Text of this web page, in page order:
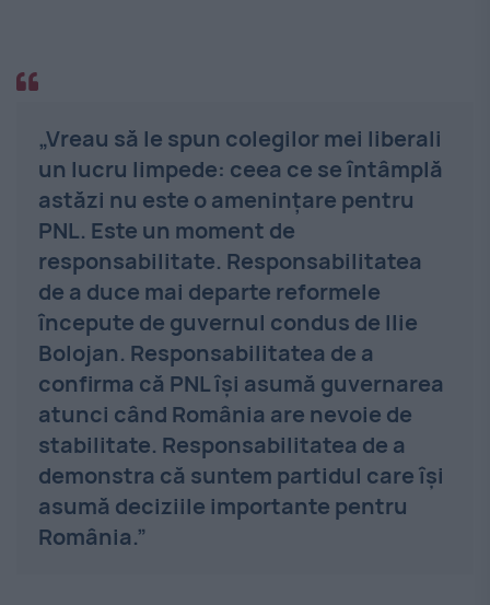
„Vreau să le spun colegilor mei liberali
un lucru limpede: ceea ce se întâmplă
astăzi nu este o amenințare pentru
PNL. Este un moment de
responsabilitate. Responsabilitatea
de a duce mai departe reformele
începute de guvernul condus de Ilie
Bolojan. Responsabilitatea de a
confirma că PNL își asumă guvernarea
atunci când România are nevoie de
stabilitate. Responsabilitatea de a
demonstra că suntem partidul care își
asumă deciziile importante pentru
România.”